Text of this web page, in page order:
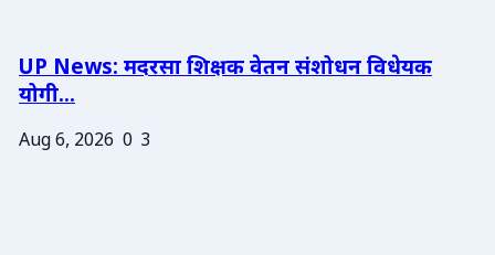
UP News: मदरसा शिक्षक वेतन संशोधन विधेयक
योगी...
Aug 6, 2026 0 3